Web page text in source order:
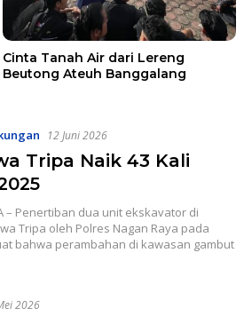
Cinta Tanah Air dari Lereng
Beutong Ateuh Banggalang
12 Juni 2026
Tripa Naik 43 Kali
– Penertiban dua unit ekskavator di
Tripa oleh Polres Nagan Raya pada
bahwa perambahan di kawasan gambut
2026